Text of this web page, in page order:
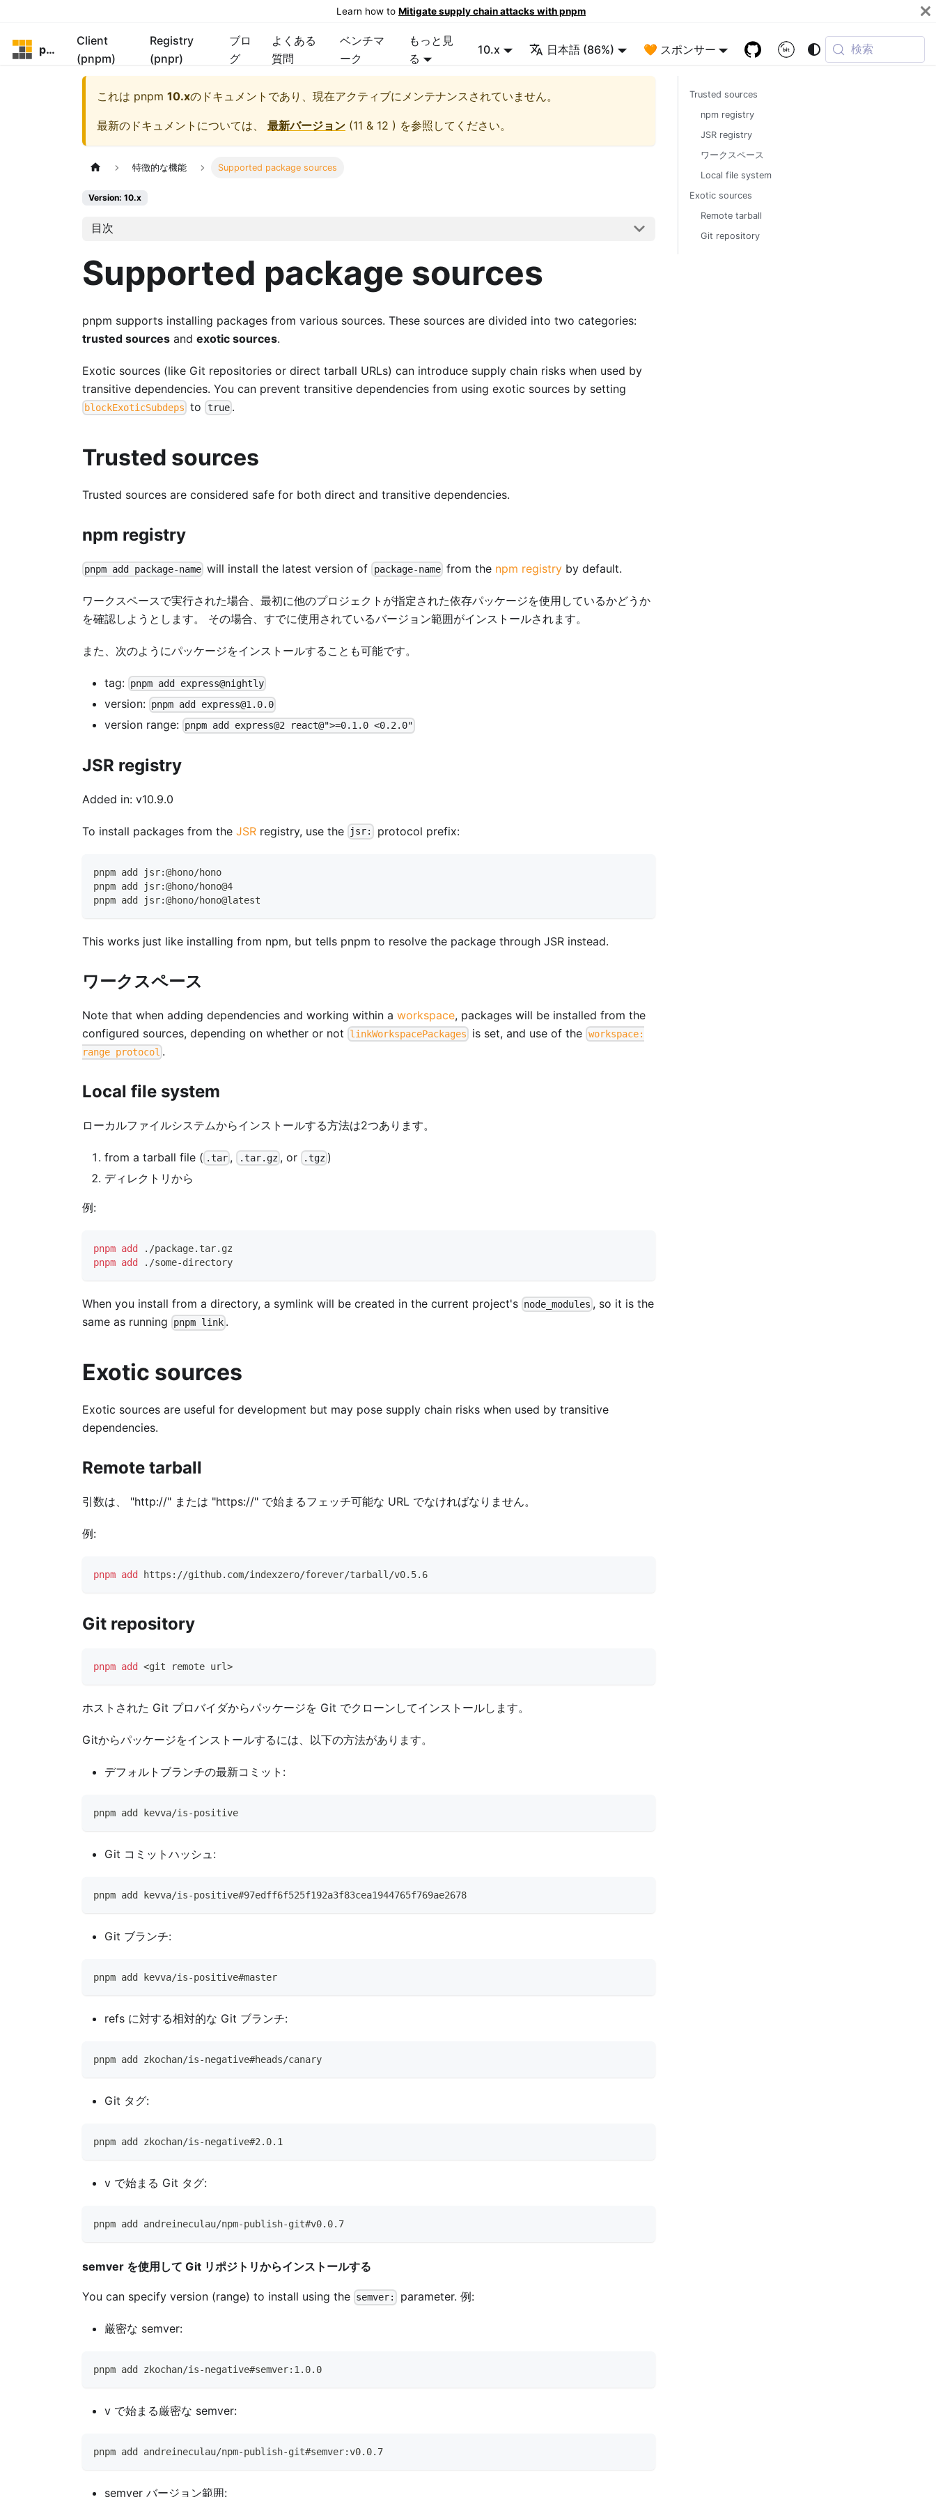
Learn how to Mitigate supply chain attacks with pnpm
pnpm
Client
(pnpm)
Registry
(pnpr)
ブロ
グ
よくある
質問
ベンチマ
ーク
もっと見
る
10.x 日本語 (86%) 🧡 スポンサー 検索
これは pnpm 10.xのドキュメントであり、現在アクティブにメンテナンスされていません。
最新のドキュメントについては、 最新バージョン (11 & 12 ) を参照してください。
特徴的な機能 Supported package sources
Version: 10.x
目次
Supported package sources
pnpm supports installing packages from various sources. These sources are divided into two categories:
trusted sources and exotic sources.
Exotic sources (like Git repositories or direct tarball URLs) can introduce supply chain risks when used by
transitive dependencies. You can prevent transitive dependencies from using exotic sources by setting
blockExoticSubdeps to true.
Trusted sources
Trusted sources are considered safe for both direct and transitive dependencies.
npm registry
pnpm add package-name will install the latest version of package-namefrom the npm registryby default.
ワークスペースで実行された場合、最初に他のプロジェクトが指定された依存パッケージを使用しているかどうか
を確認しようとします。 その場合、すでに使用されているバージョン範囲がインストールされます。
また、次のようにパッケージをインストールすることも可能です。
tag: pnpm add express@nightly
version: pnpm add express@1.0.0
version range: pnpm add express@2 react@">=0.1.0 <0.2.0"
JSR registry
Added in: v10.9.0
To install packages from the JSR registry, use the jsr: protocol prefix:
pnpm add jsr:@hono/hono
pnpm add jsr:@hono/hono@4
pnpm add jsr:@hono/hono@latest
This works just like installing from npm, but tells pnpm to resolve the package through JSR instead.
ワークスペース
Note that when adding dependencies and working within a workspace, packages will be installed from the
configured sources, depending on whether or not
linkWorkspacePackages is set, and use of the workspace:
range protocol .
Local file system
ローカルファイルシステムからインストールする方法は2つあります。
from a tarball file ( .tar , .tar.gz, or .tgz )
ディレクトリから
例:
pnpm add
./package.tar.gz
pnpm add ./some-directory
When you install from a directory, a symlink will be created in the current project's node_modules , so it is the
same as running
pnpm link .
Exotic sources
Exotic sources are useful for development but may pose supply chain risks when used by transitive
dependencies.
Remote tarball
引数は、 "http://" または "https://" で始まるフェッチ可能な URL でなければなりません。
例:
pnpm add https://github.com/indexzero/forever/tarball/v0.5.6
Git repository
pnpm add <git remote url>
ホストされた Git プロバイダからパッケージを Git でクローンしてインストールします。
Gitからパッケージをインストールするには、以下の方法があります。
デフォルトブランチの最新コミット:
pnpm add kevva/is-positive
Git コミットハッシュ:
pnpm add kevva/is-positive#97edff6f525f192a3f83cea1944765f769ae2678
Git ブランチ:
pnpm add kevva/is-positive#master
refs に対する相対的な Git ブランチ:
pnpm add zkochan/is-negative#heads/canary
Git タグ:
pnpm add zkochan/is-negative#2.0.1
v で始まる Git タグ:
pnpm add andreineculau/npm-publish-git#v0.0.7
semver を使用して Git リポジトリからインストールする
You can specify version (range) to install using the semver: parameter. 例:
厳密な semver:
pnpm add zkochan/is-negative#semver:1.0.0
v で始まる厳密な semver:
pnpm add andreineculau/npm-publish-git#semver:v0.0.7
semver バージョン範囲:
Trusted sources
npm registry
JSR registry
ワークスペース
Local file system
Exotic sources
Remote tarball
Git repository